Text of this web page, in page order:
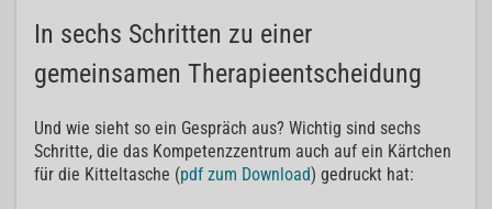
In sechs Schritten zu einer
gemeinsamen Therapieentscheidung
Und wie sieht so ein Gespräch aus? Wichtig sind sechs
Schritte, die das Kompetenzzentrum auch auf ein Kärtchen
für die Kitteltasche (pdf zum Download) gedruckt hat: